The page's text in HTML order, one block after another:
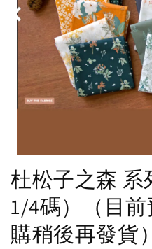
杜松子之森 系
1/4碼）（目
購稍後再發貨）